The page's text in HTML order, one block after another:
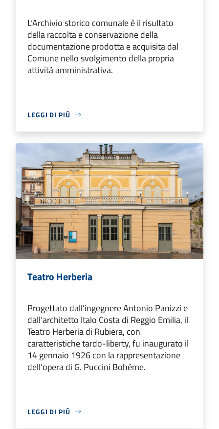
L‘Archivio storico comunale è il risultato
della raccolta e conservazione della
documentazione prodotta e acquisita dal
Comune nello svolgimento della propria
attività amministrativa.
LEGGI DI PIÙ
Teatro Herberia
Progettato dall’ingegnere Antonio Panizzi e
dall’architetto Italo Costa di Reggio Emilia, il
Teatro Herberia di Rubiera, con
caratteristiche tardo-liberty, fu inaugurato il
14 gennaio 1926 con la rappresentazione
dell’opera di G. Puccini Bohème.
LEGGI DI PIÙ